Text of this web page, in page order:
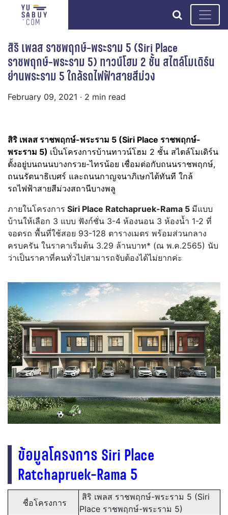
search
สิริ เพลส ราชพฤกษ์-พระราม 5 (Siri Place
ราชพฤกษ์-พระราม 5) ทาวน์โฮม 2 ชั้น สไตล์โมเดิร์น
ย่านพระราม 5 ใกล้รถไฟฟ้าสายสีม่วง
February 09, 2021 · 2 min read
สิริ เพลส ราชพฤกษ์-พระราม 5 (Siri Place ราชพฤกษ์-
พระราม 5) เป็นโครงการบ้านทาวน์โฮม 2 ชั้น สไตล์โมเดิร์น
ตั้งอยู่บนถนนบางกรวย-ไทรน้อย เชื่อมต่อกับถนนราชพฤกษ์,
ถนนรัตนาธิเบศร์ และถนนกาญจนาภิเษกได้ทันที ใกล้
รถไฟฟ้าสายสีม่วงสถานีบางพลู
ภายในโครงการ Siri Place Ratchapruek-Rama 5 มีแบบ
บ้านให้เลือก 3 แบบ ฟังก์ชั่น 3-4 ห้องนอน 3 ห้องน้ำ 1-2 ที่
จอดรถ พื้นที่ใช้สอย 93-128 ตารางเมตร พร้อมส่วนกลาง
ครบครัน ในราคาเริ่มต้น 3.29 ล้านบาท* (ณ พ.ค.2565) นับ
ว่าเป็นราคาที่คนทั่วไปสามารถจับต้องได้ไม่ยากค่ะ
ข้อมูลโครงการ Siri Place
Ratchapruek-Rama 5
ชื่อโครงการ
สิริ เพลส ราชพฤกษ์-พระราม 5 (Siri
Place ราชพฤกษ์-พระราม 5)